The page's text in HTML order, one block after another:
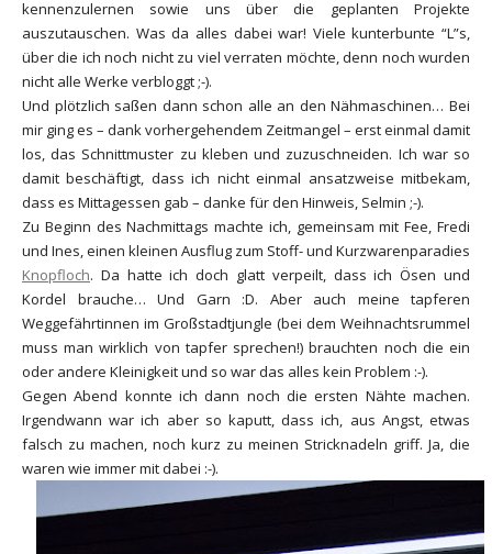
kennenzulernen sowie uns über die geplanten Projekte
auszutauschen. Was da alles dabei war! Viele kunterbunte “L”s,
über die ich noch nicht zu viel verraten möchte, denn noch wurden
nicht alle Werke verbloggt ;-).
Und plötzlich saßen dann schon alle an den Nähmaschinen… Bei
mir ging es – dank vorhergehendem Zeitmangel – erst einmal damit
los, das Schnittmuster zu kleben und zuzuschneiden. Ich war so
damit beschäftigt, dass ich nicht einmal ansatzweise mitbekam,
dass es Mittagessen gab – danke für den Hinweis, Selmin ;-).
Zu Beginn des Nachmittags machte ich, gemeinsam mit Fee, Fredi
und Ines, einen kleinen Ausflug zum Stoff- und Kurzwarenparadies
Knopfloch. Da hatte ich doch glatt verpeilt, dass ich Ösen und
Kordel brauche… Und Garn :D. Aber auch meine tapferen
Weggefährtinnen im Großstadtjungle (bei dem Weihnachtsrummel
muss man wirklich von tapfer sprechen!) brauchten noch die ein
oder andere Kleinigkeit und so war das alles kein Problem :-).
Gegen Abend konnte ich dann noch die ersten Nähte machen.
Irgendwann war ich aber so kaputt, dass ich, aus Angst, etwas
falsch zu machen, noch kurz zu meinen Stricknadeln griff. Ja, die
waren wie immer mit dabei :-).